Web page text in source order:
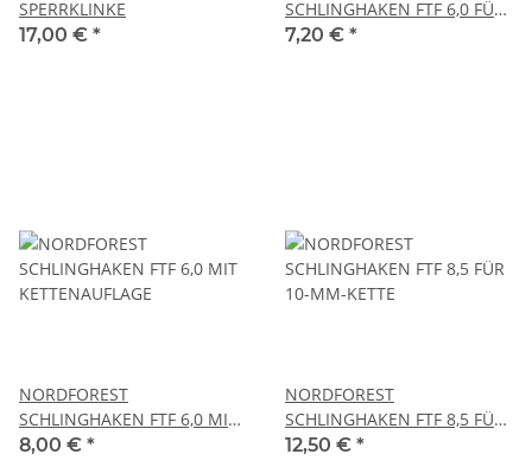
SPERRKLINKE
17,00 € *
SCHLINGHAKEN FTF 6,0 FÜR
8-MM-KETTE
7,20 € *
NORDFOREST
SCHLINGHAKEN FTF 6,0 MIT
KETTENAUFLAGE
8,00 € *
NORDFOREST
SCHLINGHAKEN FTF 8,5 FÜR
10-MM-KETTE
12,50 € *